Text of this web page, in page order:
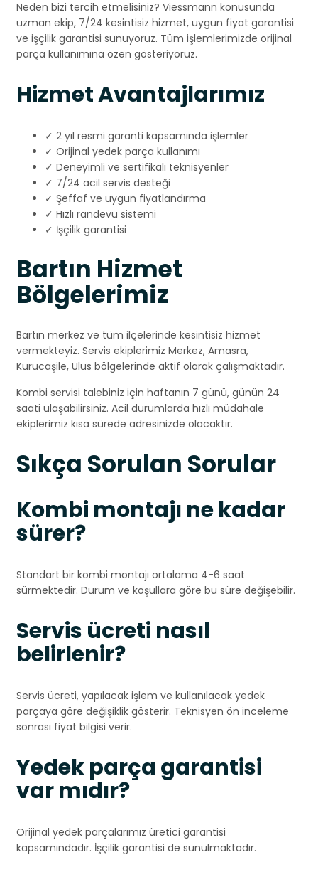
Neden bizi tercih etmelisiniz? Viessmann konusunda
uzman ekip, 7/24 kesintisiz hizmet, uygun fiyat garantisi
ve işçilik garantisi sunuyoruz. Tüm işlemlerimizde orijinal
parça kullanımına özen gösteriyoruz.
Hizmet Avantajlarımız
✓ 2 yıl resmi garanti kapsamında işlemler
✓ Orijinal yedek parça kullanımı
✓ Deneyimli ve sertifikalı teknisyenler
✓ 7/24 acil servis desteği
✓ Şeffaf ve uygun fiyatlandırma
✓ Hızlı randevu sistemi
✓ İşçilik garantisi
Bartın Hizmet
Bölgelerimiz
Bartın merkez ve tüm ilçelerinde kesintisiz hizmet
vermekteyiz. Servis ekiplerimiz Merkez, Amasra,
Kurucaşile, Ulus bölgelerinde aktif olarak çalışmaktadır.
Kombi servisi talebiniz için haftanın 7 günü, günün 24
saati ulaşabilirsiniz. Acil durumlarda hızlı müdahale
ekiplerimiz kısa sürede adresinizde olacaktır.
Sıkça Sorulan Sorular
Kombi montajı ne kadar
sürer?
Standart bir kombi montajı ortalama 4-6 saat
sürmektedir. Durum ve koşullara göre bu süre değişebilir.
Servis ücreti nasıl
belirlenir?
Servis ücreti, yapılacak işlem ve kullanılacak yedek
parçaya göre değişiklik gösterir. Teknisyen ön inceleme
sonrası fiyat bilgisi verir.
Yedek parça garantisi
var mıdır?
Orijinal yedek parçalarımız üretici garantisi
kapsamındadır. İşçilik garantisi de sunulmaktadır.